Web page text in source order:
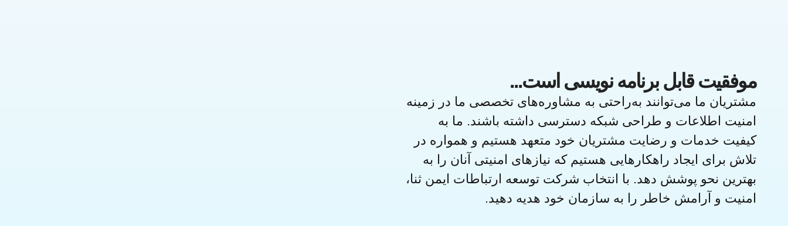
موفقیت قابل برنامه نویسی است...
مشتریان ما می‌توانند به‌راحتی به مشاوره‌های تخصصی ما در زمینه
امنیت اطلاعات و طراحی شبکه دسترسی داشته باشند. ما به
کیفیت خدمات و رضایت مشتریان خود متعهد هستیم و همواره در
تلاش برای ایجاد راهکارهایی هستیم که نیازهای امنیتی آنان را به
بهترین نحو پوشش دهد. با انتخاب شرکت توسعه ارتباطات ایمن ثنا،
امنیت و آرامش خاطر را به سازمان خود هدیه دهید.